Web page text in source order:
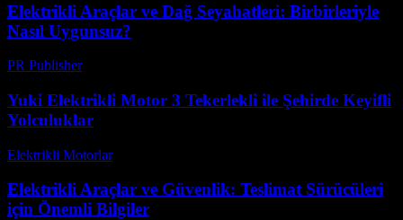
Elektrikli Araçlar ve Dağ Seyahatleri: Birbirleriyle
Nasıl Uygunsuz?
PR Publisher-
Yuki Elektrikli Motor 3 Tekerlekli ile Şehirde Keyifli
Yolculuklar
Elektrikli Motorlar-
Elektrikli Araçlar ve Güvenlik: Teslimat Sürücüleri
için Önemli Bilgiler